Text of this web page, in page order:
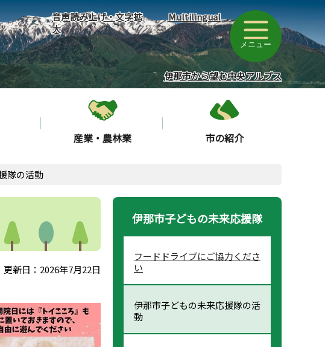
音声読み上げ・文字拡
大
Multilingual
メニュー
伊那市から望む中央アルプス
産業・農林業 市の紹介
隊の活動
更新日：2026年7月22日
伊那市子どもの未来応援隊
フードドライブにご協力くださ
い
伊那市子どもの未来応援隊の活
動